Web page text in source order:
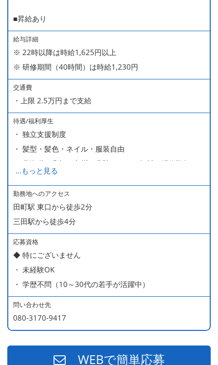
■昇給あり
給与詳細
※ 22時以降は時給1,625円以上
※ 研修期間（40時間）は時給1,230円
交通費
・上限 2.5万円まで支給
待遇/福利厚生
・ 独立支援制度
・ 髪型・髪色・ネイル・服装自由
・ 北海道や高知、九州、北陸などへの無料の研修旅行あり
ます
・ 無料の美味しい まかない食 あり
...もっと見る
勤務地へのアクセス
田町駅 東口から徒歩2分
三田駅から徒歩4分
応募資格
◆ 特にございません
・ 未経験OK
・ 学歴不問（10～30代の若手が活躍中）
問い合わせ先
080-3170-9417
WEBで簡単応募